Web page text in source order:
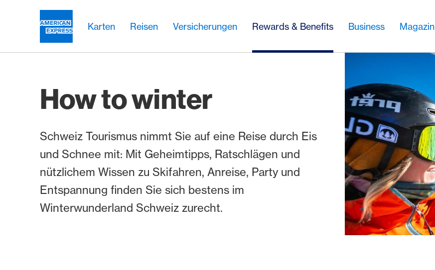
Karten Reisen Versicherungen Rewards & Benefits Business Magazin
How to winter
Schweiz Tourismus nimmt Sie auf eine Reise durch Eis
und Schnee mit: Mit Geheimtipps, Ratschlägen und
nützlichem Wissen zu Skifahren, Anreise, Party und
Entspannung finden Sie sich bestens im
Winterwunderland Schweiz zurecht.